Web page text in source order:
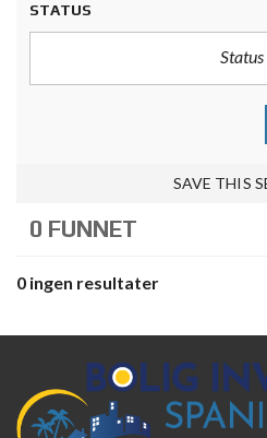
STATUS
Status
SAVE THIS
0 FUNNET
0 ingen resultater